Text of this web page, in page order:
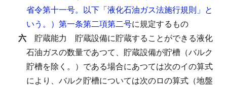
省令第十一号。以下「液化石油ガス法施行規則」と
いう。）第一条第二項第二号に規定するもの
六
貯蔵能力
貯蔵設備に貯蔵することができる液化
石油ガスの数量であつて、貯蔵設備が貯槽（バルク
貯槽を除く。）である場合にあつては次のイの算式
により、バルク貯槽については次のロの算式（地盤